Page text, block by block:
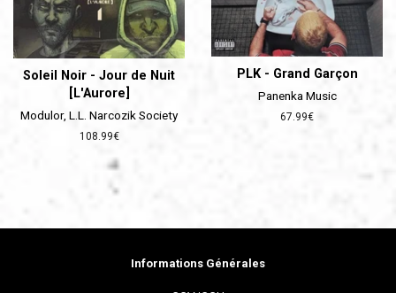
Soleil Noir - Jour de Nuit
[L'Aurore]
Modulor, L.L. Narcozik Society
Prix
108.99€
PLK - Grand Garçon
Panenka Music
Prix
67.99€
Informations Générales